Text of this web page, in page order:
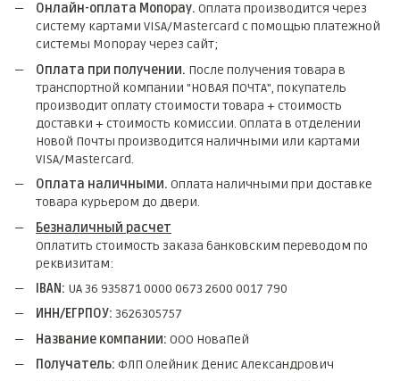
Онлайн-оплата Monopay. Оплата производится через
систему картами VISA/Mastercard с помощью платежной
системы Monopay через сайт;
Оплата при получении. После получения товара в
транспортной компании "НОВАЯ ПОЧТА", покупатель
производит оплату стоимости товара + стоимость
доставки + стоимость комиссии. Оплата в отделении
Новой Почты производится наличными или картами
VISA/Mastercard.
Оплата наличными. Оплата наличными при доставке
товара курьером до двери.
Безналичный расчет
Оплатить стоимость заказа банковским переводом по
реквизитам:
IBAN: UA 36 935871 0000 0673 2600 0017 790
ИНН/ЕГРПОУ: 3626305757
Название компании: ООО НоваПей
Получатель: ФЛП Олейник Денис Александрович